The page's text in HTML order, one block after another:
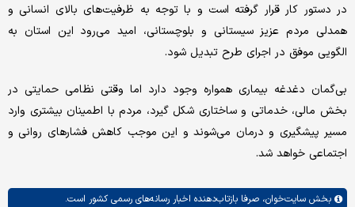
در دستور کار قرار گرفته است و با توجه به ظرفیت‌های بالای انسانی و
همدلی مردم عزیز سیستانی و بلوچستانی، امید می‌رود این استان به
الگویی موفق در اجرای طرح تبدیل شود.
بی‌گمان دغدغه بیماری همواره وجود دارد اما وقتی نظامی حمایتی در
بخش مالی، خدماتی و ساختاری شکل گیرد، مردم با اطمینان بیشتری وارد
مسیر پیشگیری و درمان می‌شوند و این موجب کاهش فشارهای روانی و
اجتماعی خواهد شد.
بخش سایت‌خوان، صرفا بازتاب‌دهنده اخبار رسانه‌های رسمی کشور است.